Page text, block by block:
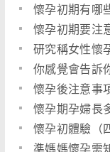
懷孕初期有哪
懷孕初期要注
研究稱女性懷
你感覺會告訴
懷孕後注意事
懷孕期孕婦長
懷孕初體驗（
準媽媽懷孕需